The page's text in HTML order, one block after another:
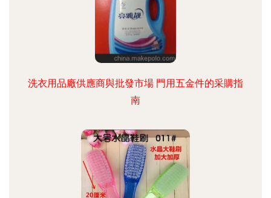
洗衣用品廠供應商與批發市場 門用五金件的采購指
南